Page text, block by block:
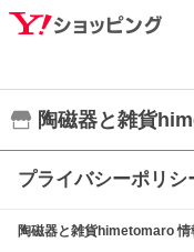
陶磁器と雑貨
プライバシーポリシ
陶磁器と雑貨himetomaro情